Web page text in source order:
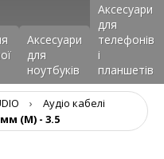
Аксесуари
для
ноутбуків
Аксеcуари
для
телефонів
і
планшетів
›
Аудіо кабелі
(M) - 3.5